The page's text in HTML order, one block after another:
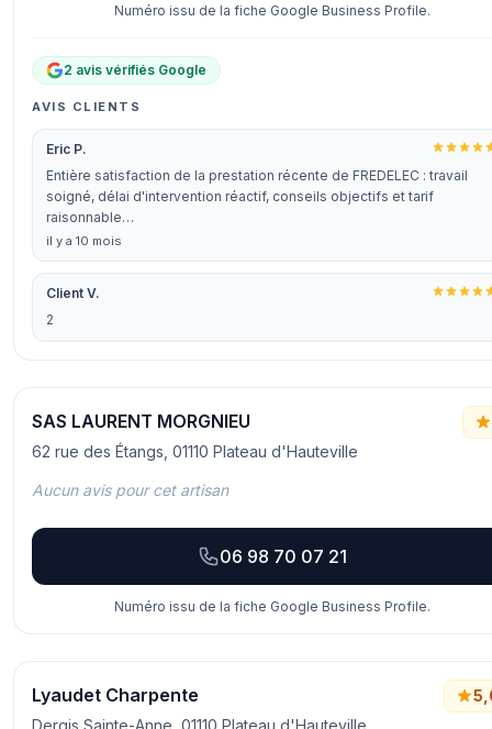
Numéro issu de la fiche Google Business Profile.
2 avis vérifiés Google
AVIS CLIENTS
Eric P.
Entière satisfaction de la prestation récente de FREDELEC : travail
soigné, délai d'intervention réactif, conseils objectifs et tarif
raisonnable…
il y a 10 mois
Client V.
2
SAS LAURENT MORGNIEU
62 rue des Étangs, 01110 Plateau d'Hauteville
Aucun avis pour cet artisan
06 98 70 07 21
Numéro issu de la fiche Google Business Profile.
Lyaudet Charpente
Dergis Sainte-Anne, 01110 Plateau d'Hauteville